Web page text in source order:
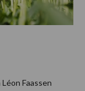
Faassen